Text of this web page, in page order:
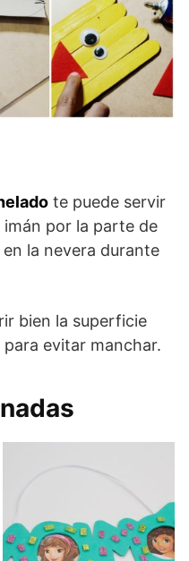
te puede servir
imán por la parte de
la nevera durante
bien la superficie
evitar manchar.